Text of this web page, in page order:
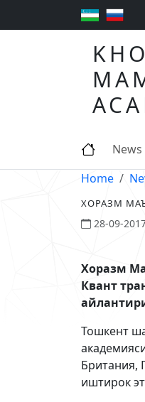
News
Home
ХОРАЗМ
28-09-
Хоразм
Квант
Тошкент
Британия,
иштирок